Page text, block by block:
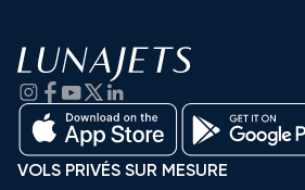
VOLS PRIVÉS SUR MESURE